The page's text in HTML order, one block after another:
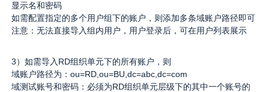
金融行业
汽车行业
显示名和密码
如需配置指定的多个用户组下的账户，则添加多条域账户路径即可
注意：无法直接导入组内用户，用户登录后，可在用户列表展示
3）如需导入RD组织单元下的所有账户，则
域账户路径为：ou=RD,ou=BU,dc=abc,dc=com
域测试账号和密码：必须为RD组织单元层级下的其中一个账号的